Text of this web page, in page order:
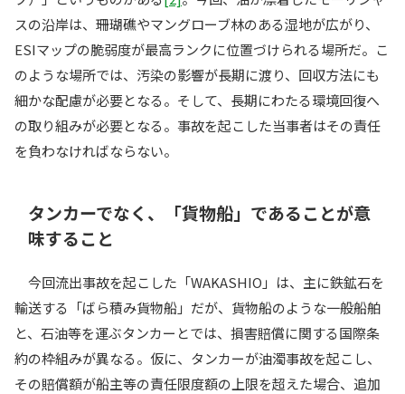
スの沿岸は、珊瑚礁やマングローブ林のある湿地が広がり、
ESIマップの脆弱度が最高ランクに位置づけられる場所だ。こ
のような場所では、汚染の影響が長期に渡り、回収方法にも
細かな配慮が必要となる。そして、長期にわたる環境回復へ
の取り組みが必要となる。事故を起こした当事者はその責任
を負わなければならない。
タンカーでなく、「貨物船」であることが意
味すること
今回流出事故を起こした「WAKASHIO」は、主に鉄鉱石を
輸送する「ばら積み貨物船」だが、貨物船のような一般船舶
と、石油等を運ぶタンカーとでは、損害賠償に関する国際条
約の枠組みが異なる。仮に、タンカーが油濁事故を起こし、
その賠償額が船主等の責任限度額の上限を超えた場合、追加